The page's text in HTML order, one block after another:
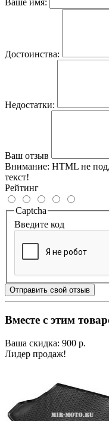
Достоинства:
Недостатки:
Ваш отзыв
Внимание: HTML не
текст!
Рейтинг
Captcha
Введите код
Отправить свой отзыв
Вместе с этим
Ваша скидка: 900 р.
Лидер продаж!